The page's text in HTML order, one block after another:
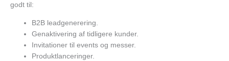
godt til:
B2B leadgenerering.
Genaktivering af tidligere kunder.
Invitationer til events og messer.
Produktlanceringer.